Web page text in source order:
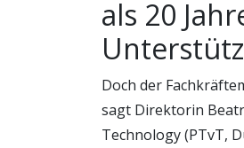
als 20
Doch der
sagt Direktorin
Technology (PTvT,